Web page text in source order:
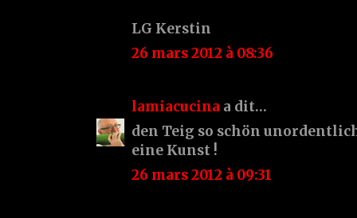
LG Kerstin
26 mars 2012 à 08:36
lamiacucina a dit…
den Teig so schön
eine Kunst !
26 mars 2012 à 09:31